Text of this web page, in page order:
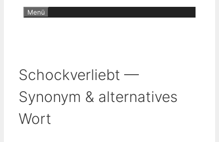
Menü
Schockverliebt —
Synonym & alternatives
Wort